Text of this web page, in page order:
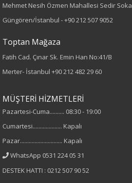
Büyük Beden
80
Kumaş Tipi
Dokuma
Düz
Mehmet Nesih Özmen Mahallesi Sedir
Güngören/İstanbul -+90 212 507 9052
Toptan Mağaza
Fatih Cad. Çınar Sk. Emin Han No:41/B
Merter- İstanbul +90 212 482 29 60
MÜŞTERİ HİZMETLERİ
Pazartesi-Cuma.......... 08:30 - 19:00
Cumartesi.................... Kapalı
Pazar............................. Kapalı
WhatsApp 0531 224 05 31
DESTEK HATTI : 0212 507 90 52